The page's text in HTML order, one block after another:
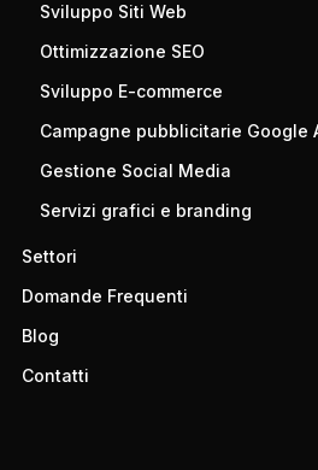
Sviluppo Siti Web
Ottimizzazione SEO
Sviluppo E-commerce
Campagne pubblicitarie Google
Gestione Social Media
Servizi grafici e branding
Settori
Domande Frequenti
Blog
Contatti